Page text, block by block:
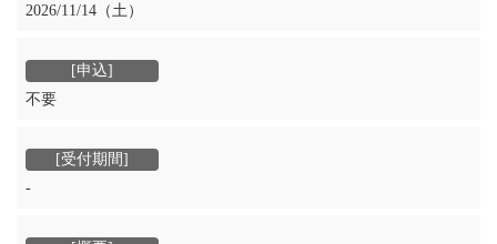
2026/11/14（土）
不要
‐